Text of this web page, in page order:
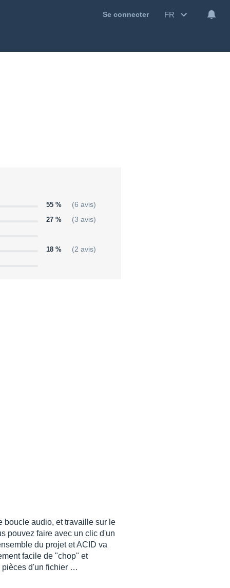
Se connecter FR
55 %
(6 avis)
27 %
(3 avis)
18 % (2 avis)
boucle audio, et travaille sur le
pouvez faire avec un clic d'un
du projet et ACID va
facile de "chop" et
pièces d'un fichier …